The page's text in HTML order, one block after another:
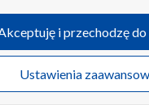
nadawcy
prasy
przetargowe
Kanały
Telewizja Polska S.A.
zbierane podczas
serwisówna Portalu, takie jak
Ustawienia
i przechodzę do